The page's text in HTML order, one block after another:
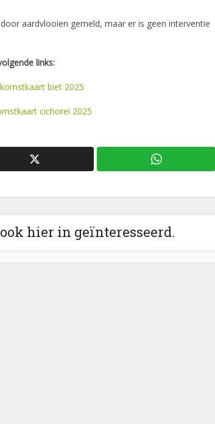
aardvlooien gemeld, maar er is geen interventie
links:
biet 2025
cichorei 2025
hier in geïnteresseerd.